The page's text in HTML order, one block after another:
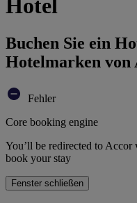
Hotel
Buchen Sie ein
Hotelmarken von
Fehler
Core booking engine
You’ll be redirected to
book your stay
Fenster schließen